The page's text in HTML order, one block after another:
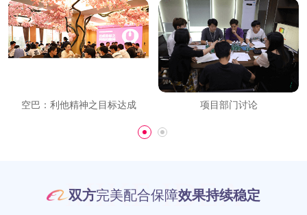
空巴：利他精神之目标达成 项目部门讨论
MIKE IDEA
双方完美配合保障效果持续稳定